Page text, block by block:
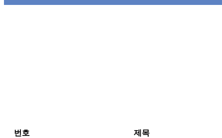
번호
제목